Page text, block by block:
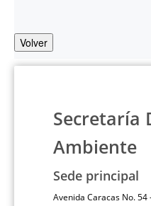
Volver
Secretaría
Ambiente
Sede principal
Avenida Caracas No.